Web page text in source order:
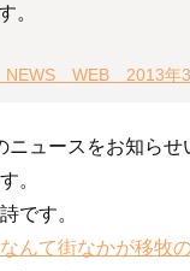
。
WEB 2013年3
ュースをお知らせ
。
です。
んて街なかが移牧